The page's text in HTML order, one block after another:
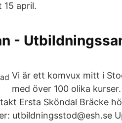
15 april.
-
Vi är ett komvux mitt i
med över 100 olika
Ersta Sköndal Bräcke
utbildningsstod@esh.se